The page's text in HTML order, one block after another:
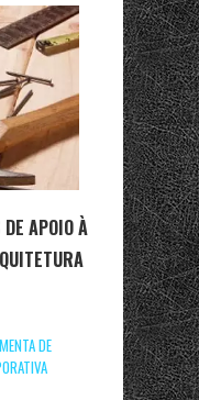
APOIO À
DE